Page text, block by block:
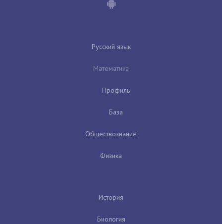
Русский язык
Математика
Профиль
База
Обществознание
Физика
История
Биология